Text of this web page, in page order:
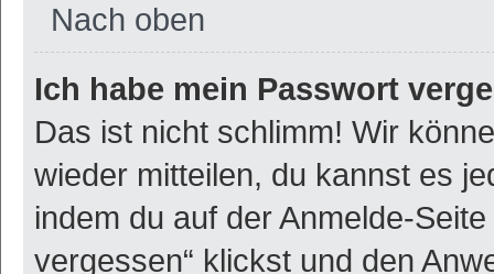
Nach oben
Ich habe mein Passwort
Das ist nicht schlimm! Wir
wieder mitteilen, du kannst es
indem du auf der Anmelde-
vergessen“ klickst und den